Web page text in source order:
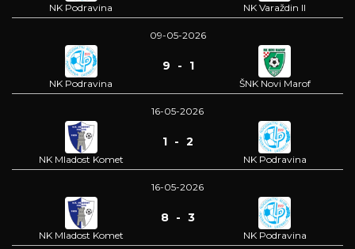
NK Podravina NK Varaždin II
09-05-2026
NK Podravina
9 - 1
ŠNK Novi Marof
16-05-2026
NK Mladost Komet
1 - 2
NK Podravina
16-05-2026
NK Mladost Komet
8 - 3
NK Podravina